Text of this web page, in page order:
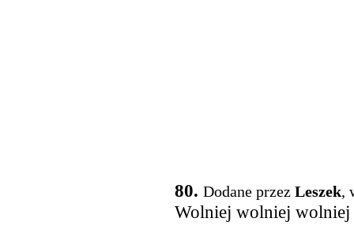
80. Dodane przez Leszek,
Wolniej wolniej